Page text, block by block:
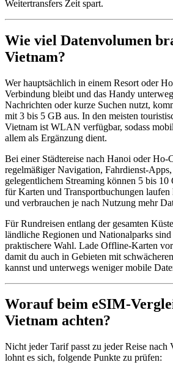
Weitertransfers Zeit spart.
Wie viel Datenvolumen
Vietnam?
Wer hauptsächlich in einem Resort oder
Verbindung bleibt und das Handy
Nachrichten oder kurze Suchen nutzt,
mit 3 bis 5 GB aus. In den meisten
Vietnam ist WLAN verfügbar, sodass
allem als Ergänzung dient.
Bei einer Städtereise nach Hanoi oder
regelmäßiger Navigation, Fahrdienst-
gelegentlichem Streaming können 5 bis
für Karten und Transportbuchungen
und verbrauchen je nach Nutzung mehr
Für Rundreisen entlang der gesamten
ländliche Regionen und Nationalparks
praktischere Wahl. Lade Offline-Karten
damit du auch in Gebieten mit
kannst und unterwegs weniger mobile
Worauf beim eSIM-
Vietnam achten?
Nicht jeder Tarif passt zu jeder Reise nach
lohnt es sich, folgende Punkte zu prüfen: